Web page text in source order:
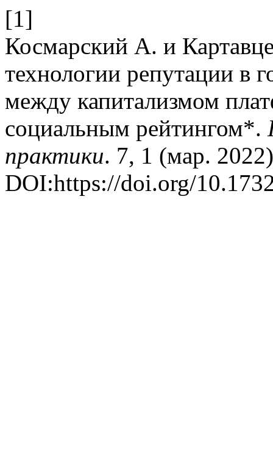
[1]
Космарский А. и
технологии репутации в
между капитализмом
социальным рейтингом*.
практики. 7, 1 (мар.
DOI:https://doi.org/